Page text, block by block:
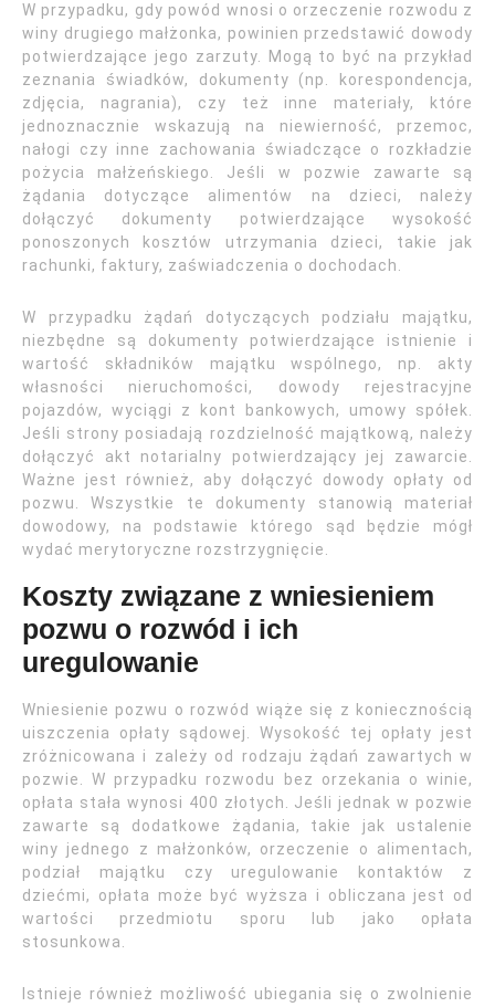
W przypadku, gdy powód wnosi o orzeczenie rozwodu z
winy drugiego małżonka, powinien przedstawić dowody
potwierdzające jego zarzuty. Mogą to być na przykład
zeznania świadków, dokumenty (np. korespondencja,
zdjęcia, nagrania), czy też inne materiały, które
jednoznacznie wskazują na niewierność, przemoc,
nałogi czy inne zachowania świadczące o rozkładzie
pożycia małżeńskiego. Jeśli w pozwie zawarte są
żądania dotyczące alimentów na dzieci, należy
dołączyć dokumenty potwierdzające wysokość
ponoszonych kosztów utrzymania dzieci, takie jak
rachunki, faktury, zaświadczenia o dochodach.
W przypadku żądań dotyczących podziału majątku,
niezbędne są dokumenty potwierdzające istnienie i
wartość składników majątku wspólnego, np. akty
własności nieruchomości, dowody rejestracyjne
pojazdów, wyciągi z kont bankowych, umowy spółek.
Jeśli strony posiadają rozdzielność majątkową, należy
dołączyć akt notarialny potwierdzający jej zawarcie.
Ważne jest również, aby dołączyć dowody opłaty od
pozwu. Wszystkie te dokumenty stanowią materiał
dowodowy, na podstawie którego sąd będzie mógł
wydać merytoryczne rozstrzygnięcie.
Koszty związane z wniesieniem
pozwu o rozwód i ich
uregulowanie
Wniesienie pozwu o rozwód wiąże się z koniecznością
uiszczenia opłaty sądowej. Wysokość tej opłaty jest
zróżnicowana i zależy od rodzaju żądań zawartych w
pozwie. W przypadku rozwodu bez orzekania o winie,
opłata stała wynosi 400 złotych. Jeśli jednak w pozwie
zawarte są dodatkowe żądania, takie jak ustalenie
winy jednego z małżonków, orzeczenie o alimentach,
podział majątku czy uregulowanie kontaktów z
dziećmi, opłata może być wyższa i obliczana jest od
wartości przedmiotu sporu lub jako opłata
stosunkowa.
Istnieje również możliwość ubiegania się o zwolnienie